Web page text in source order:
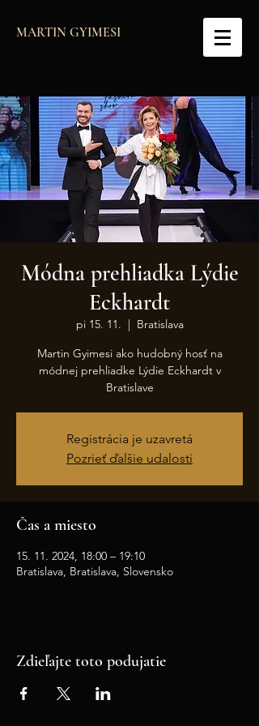
MARTIN GYIMESI
Módna prehliadka Lýdie
Eckhardt
pi 15. 11.
  |
Bratislava
Martin Gyimesi ako hudobný hosť na
módnej prehliadke Lýdie Eckhardt v
Bratislave
Registrácia je uzavretá
Pozrieť ďalšie udalosti
Čas a miesto
15. 11. 2024, 18:00 – 19:10
Bratislava, Bratislava, Slovensko
Zdieľajte toto podujatie